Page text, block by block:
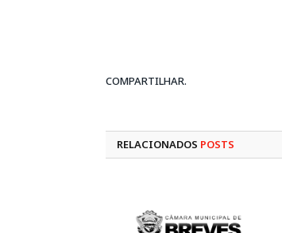
COMPARTILHAR.
RELACIONADOS POSTS